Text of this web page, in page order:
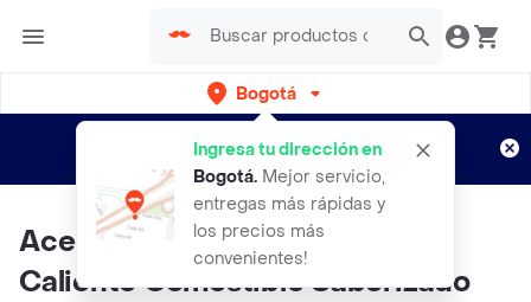
Bogotá
Ingresa tu dirección en
Bogotá. Mejor servicio,
entregas más rápidas y
los precios más
convenientes!
envíos gratis por semanas
Aplican TyC
Aceite Caramelo Lubricante
Caliente Comestible Saborizado